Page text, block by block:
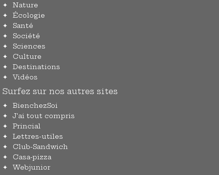
Nature
Écologie
Santé
Société
Sciences
Culture
Destinations
Vidéos
Surfez sur nos autres sites
BienchezSoi
J'ai tout compris
Princial
Lettres-utiles
Club-Sandwich
Casa-pizza
Webjunior